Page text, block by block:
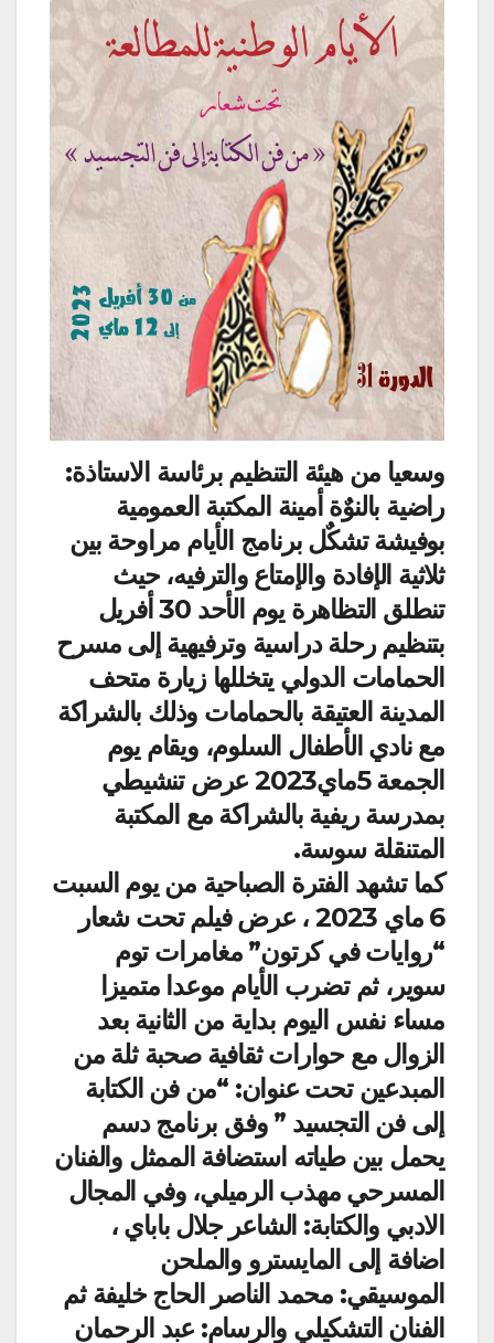
وسعيا من هيئة التنظيم برئاسة الاستاذة:
راضية بالنوٌة أمينة المكتبة العمومية
بوفيشة تشكٌل برنامج الأيام مراوحة بين
ثلاثية الإفادة والإمتاع والترفيه، حيث
تنطلق التظاهرة يوم الأحد 30 أفريل
بتنظيم رحلة دراسية وترفيهية إلى مسرح
الحمامات الدولي يتخللها زيارة متحف
المدينة العتيقة بالحمامات وذلك بالشراكة
مع نادي الأطفال السلوم، ويقام يوم
الجمعة 5ماي2023 عرض تنشيطي
بمدرسة ريفية بالشراكة مع المكتبة
المتنقلة سوسة.
كما تشهد الفترة الصباحية من يوم السبت
6 ماي 2023 ، عرض فيلم تحت شعار
“روايات في كرتون” مغامرات توم
سوير، ثم تضرب الأيام موعدا متميزا
مساء نفس اليوم بداية من الثانية بعد
الزوال مع حوارات ثقافية صحبة ثلة من
المبدعين تحت عنوان: “من فن الكتابة
إلى فن التجسيد ” وفق برنامج دسم
يحمل بين طياته استضافة الممثل والفنان
المسرحي مهذب الرميلي، وفي المجال
الادبي والكتابة: الشاعر جلال باباي ،
اضافة إلى المايسترو والملحن
الموسيقي: محمد الناصر الحاج خليفة ثم
الفنان التشكيلي والرسام: عبد الرحمان